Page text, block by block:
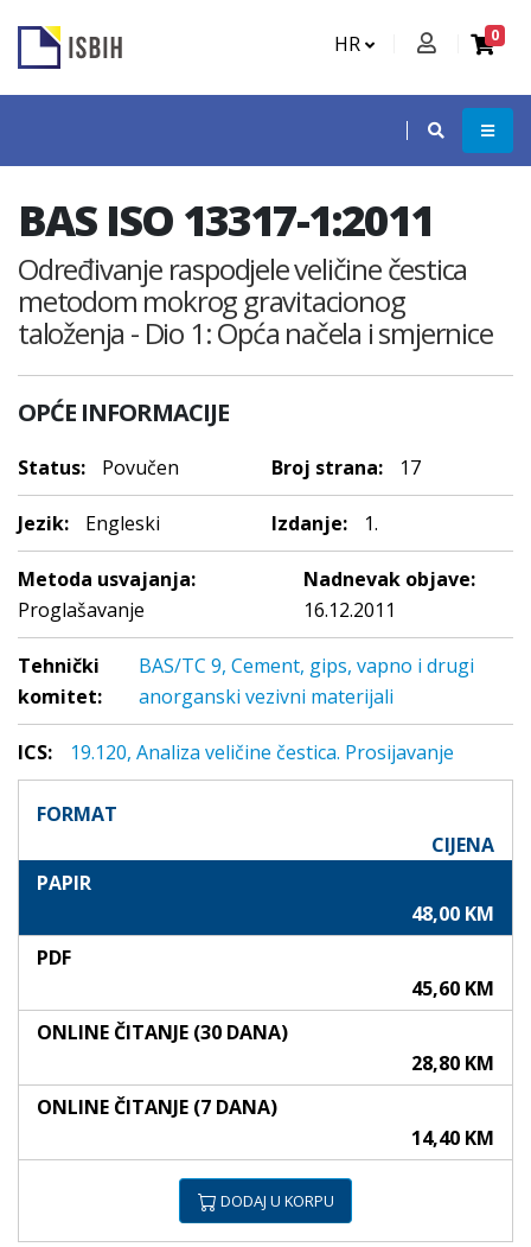
HR 0
BAS ISO 13317-1:2011
Određivanje raspodjele veličine čestica
metodom mokrog gravitacionog
taloženja - Dio 1: Opća načela i smjernice
OPĆE INFORMACIJE
Status: Povučen Broj strana: 17
Jezik: Engleski Izdanje: 1.
Metoda usvajanja:
Proglašavanje
Nadnevak objave:
16.12.2011
Tehnički
komitet:
BAS/TC 9, Cement, gips, vapno i drugi
anorganski vezivni materijali
ICS: 19.120, Analiza veličine čestica. Prosijavanje
FORMAT
CIJENA
PAPIR
48,00 KM
PDF
45,60 KM
ONLINE ČITANJE (30 DANA)
28,80 KM
ONLINE ČITANJE (7 DANA)
14,40 KM
DODAJ U KORPU